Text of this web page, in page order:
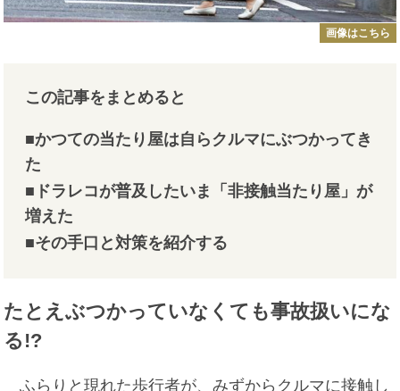
画像はこちら
この記事をまとめると
■かつての当たり屋は自らクルマにぶつかってき
た
■ドラレコが普及したいま「非接触当たり屋」が
増えた
■その手口と対策を紹介する
たとえぶつかっていなくても事故扱いにな
る!?
ふらりと現れた歩行者が、みずからクルマに接触し